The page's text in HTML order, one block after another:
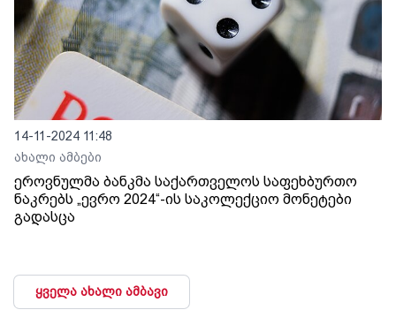
14-11-2024 11:48
ახალი ამბები
ეროვნულმა ბანკმა საქართველოს საფეხბურთო
ნაკრებს „ევრო 2024“-ის საკოლექციო მონეტები
გადასცა
ყველა ახალი ამბავი